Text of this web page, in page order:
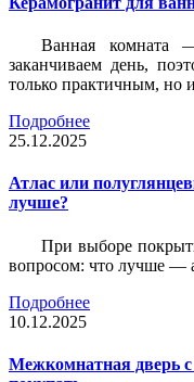
Ванная комната
заканчиваем день,
только практичным, но
Подробнее
25.12.2025
Атлас или
лучше?
При выборе
вопросом: что лучше —
Подробнее
10.12.2025
Межкомнатная дверь